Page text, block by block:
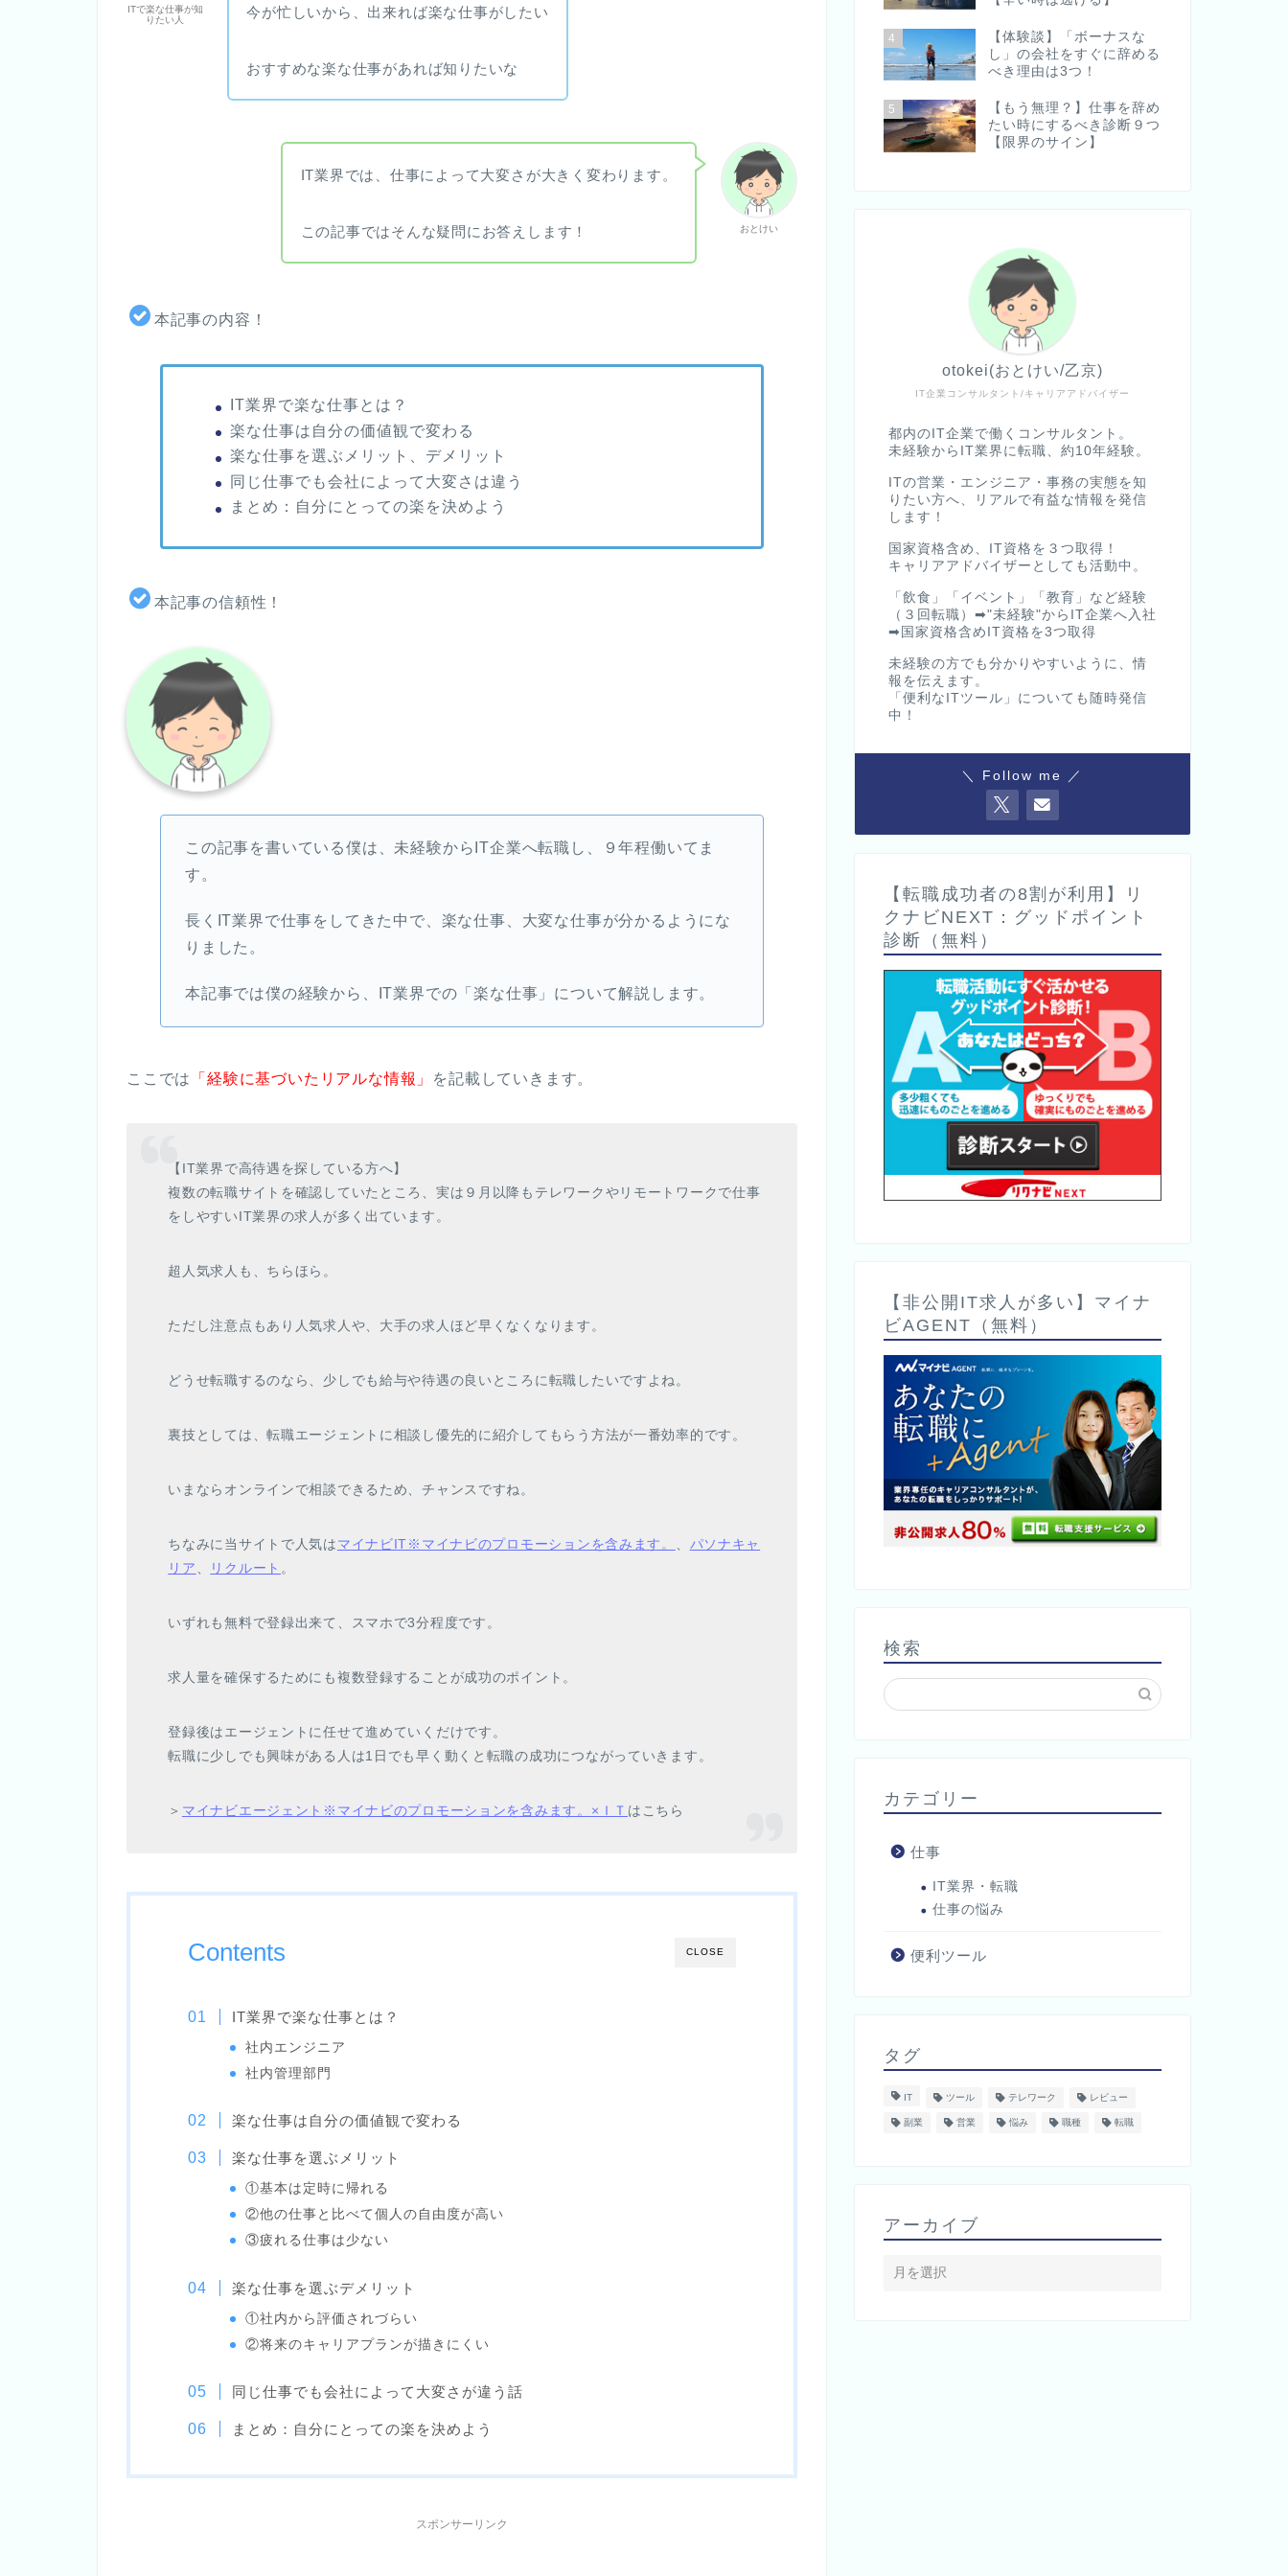
ITで楽な仕事が知
りたい人
今が忙しいから、出来れば楽な仕事がしたい
おすすめな楽な仕事があれば知りたいな
おとけい
IT業界では、仕事によって大変さが大きく変わります。
この記事ではそんな疑問にお答えします！
本記事の内容！
IT業界で楽な仕事とは？
楽な仕事は自分の価値観で変わる
楽な仕事を選ぶメリット、デメリット
同じ仕事でも会社によって大変さは違う
まとめ：自分にとっての楽を決めよう
本記事の信頼性！
この記事を書いている僕は、未経験からIT企業へ転職し、９年程働いてま
す。
長くIT業界で仕事をしてきた中で、楽な仕事、大変な仕事が分かるようにな
りました。
本記事では僕の経験から、IT業界での「楽な仕事」について解説します。
ここでは 「経験に基づいたリアルな情報」 を記載していきます。
【IT業界で高待遇を探している方へ】
複数の転職サイトを確認していたところ、実は９月以降もテレワークやリモートワークで仕事
をしやすいIT業界の求人が多く出ています。
超人気求人も、ちらほら。
ただし注意点もあり人気求人や、大手の求人ほど早くなくなります。
どうせ転職するのなら、少しでも給与や待遇の良いところに転職したいですよね。
裏技としては、転職エージェントに相談し優先的に紹介してもらう方法が一番効率的です。
いまならオンラインで相談できるため、チャンスですね。
ちなみに当サイトで人気はマイナビIT※マイナビのプロモーションを含みます。
パソナキャ
リア
リクルート 。
いずれも無料で登録出来て、スマホで3分程度です。
求人量を確保するためにも複数登録することが成功のポイント。
登録後はエージェントに任せて進めていくだけです。
転職に少しでも興味がある人は1日でも早く動くと転職の成功につながっていきます。
＞ マイナビエージェント※マイナビのプロモーションを含みます。×ＩＴ はこちら
CLOSE
Contents
IT業界で楽な仕事とは？
社内エンジニア
社内管理部門
楽な仕事は自分の価値観で変わる
楽な仕事を選ぶメリット
①基本は定時に帰れる
②他の仕事と比べて個人の自由度が高い
③疲れる仕事は少ない
楽な仕事を選ぶデメリット
①社内から評価されづらい
②将来のキャリアプランが描きにくい
同じ仕事でも会社によって大変さが違う話
まとめ：自分にとっての楽を決めよう
スポンサーリンク
4
【体験談】「ボーナスな
し」の会社をすぐに辞める
べき理由は3つ！
5
【もう無理？】仕事を辞め
たい時にするべき診断９つ
【限界のサイン】
IT企業コンサルタント/キャリアアドバイザー
otokei(おとけい/乙京)
都内のIT企業で働くコンサルタント。
未経験からIT業界に転職、約10年経験。
ITの営業・エンジニア・事務の実態を知
りたい方へ、リアルで有益な情報を発信
します！
国家資格含め、IT資格を３つ取得！
キャリアアドバイザーとしても活動中。
「飲食」「イベント」「教育」など経験
（３回転職）➡"未経験"からIT企業へ入社
➡国家資格含めIT資格を3つ取得
未経験の方でも分かりやすいように、情
報を伝えます。
「便利なITツール」についても随時発信
中！
＼ Follow me ／
【転職成功者の8割が利用】リ
クナビNEXT：グッドポイント
診断（無料）
【非公開IT求人が多い】マイナ
ビAGENT（無料）
検索
カテゴリー
仕事
IT業界・転職
仕事の悩み
便利ツール
タグ
IT ツール テレワーク レビュー
副業 営業 悩み 職種 転職
アーカイブ